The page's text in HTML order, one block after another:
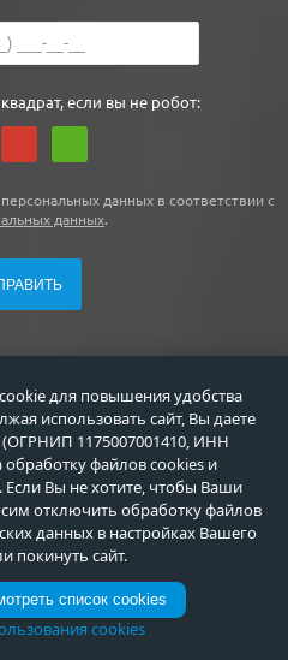
если вы не робот:
данных в соответствии с
данных.
5А
для повышения удобства
использовать сайт, Вы даете
1175007001410, ИНН
обработку файлов cookies и
Если Вы не хотите, чтобы Ваши
отключить обработку файлов
данных в настройках Вашего
покинуть сайт.
список cookies
cookies